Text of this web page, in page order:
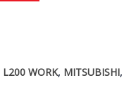
L200 WORK, MITSUBISHI,